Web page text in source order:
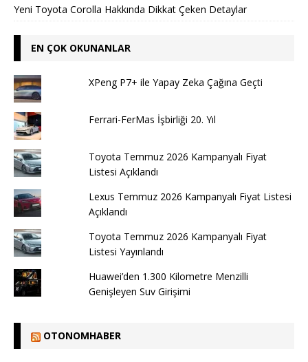
Yeni Toyota Corolla Hakkında Dikkat Çeken Detaylar
EN ÇOK OKUNANLAR
XPeng P7+ ile Yapay Zeka Çağına Geçti
Ferrari-FerMas İşbirliği 20. Yıl
Toyota Temmuz 2026 Kampanyalı Fiyat
Listesi Açıklandı
Lexus Temmuz 2026 Kampanyalı Fiyat Listesi
Açıklandı
Toyota Temmuz 2026 Kampanyalı Fiyat
Listesi Yayınlandı
Huawei’den 1.300 Kilometre Menzilli
Genişleyen Suv Girişimi
OTONOMHABER